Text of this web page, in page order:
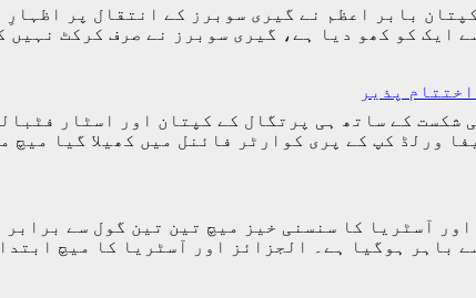
بابر اعظم نے گیری سوبرز کے انتقال پر
ایک کو کھو دیا ہے، گیری سوبرز نے صرف کرکٹ
پذیر
ورلڈ کپ 2026ء میں پرتگال کی شکست کے ساتھ ہی پرتگال کے
ورلڈ کپ کے پری کوارٹر فائنل میں کھیلا گیا
ہوگیا ہے۔ الجزائز اور آسٹریا کا میچ ابتدائی 60 منٹ